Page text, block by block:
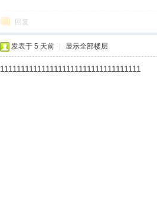
回复
发表于 5 天前 显示全部楼层
1111111111111111111111111111111111